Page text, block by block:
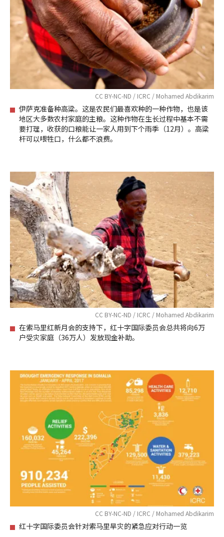
CC BY-NC-ND / ICRC / Mohamed Abdikarim
伊萨克准备种高粱。这是农民们最喜欢种的一种作物，也是该
地区大多数农村家庭的主粮。这种作物在生长过程中基本不需
要打理，收获的口粮能让一家人用到下个雨季（12月）。高粱
杆可以喂牲口，什么都不浪费。
CC BY-NC-ND / ICRC / Mohamed Abdikarim
在索马里红新月会的支持下，红十字国际委员会总共将向6万
户受灾家庭（36万人）发放现金补助。
CC BY-NC-ND / ICRC / Mohamed Abdikarim
红十字国际委员会针对索马里旱灾的紧急应对行动一览